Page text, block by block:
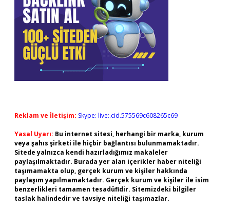
Reklam ve İletişim: Skype: live:.cid.575569c608265c69
Yasal Uyarı: Bu internet sitesi, herhangi bir marka, kurum
veya şahıs şirketi ile hiçbir bağlantısı bulunmamaktadır.
Sitede yalnızca kendi hazırladığımız makaleler
paylaşılmaktadır. Burada yer alan içerikler haber niteliği
taşımamakta olup, gerçek kurum ve kişiler hakkında
paylaşım yapılmamaktadır. Gerçek kurum ve kişiler ile isim
benzerlikleri tamamen tesadüfidir. Sitemizdeki bilgiler
taslak halindedir ve tavsiye niteliği taşımazlar.